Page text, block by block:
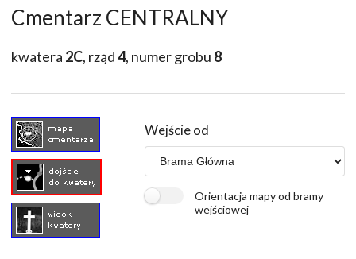
Cmentarz CENTRALNY
kwatera 2C, rząd4, numer grobu 8
Wejście od
Orientacja mapy od bramy
wejściowej